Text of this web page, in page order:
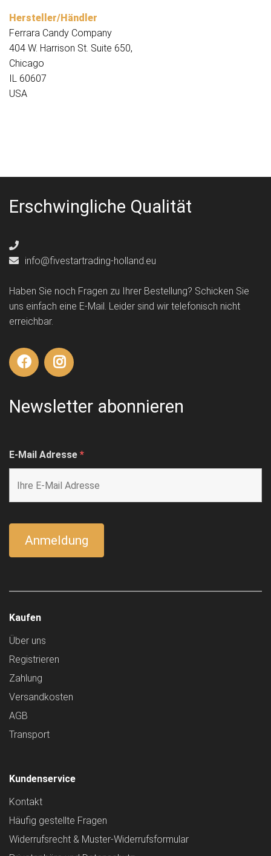
Hersteller/Händler
Ferrara Candy Company
404 W. Harrison St. Suite 650,
Chicago
IL 60607
USA
Erschwingliche Qualität
info@fivestartrading-holland.eu
Haben Sie noch Fragen zu Ihrer Bestellung? Schicken Sie
uns einfach eine E-Mail. Leider sind wir telefonisch nicht
erreichbar.
Newsletter abonnieren
E-Mail Adresse *
Kaufen
Über uns
Registrieren
Zahlung
Versandkosten
AGB
Transport
Kundenservice
Kontakt
Häufig gestellte Fragen
Widerrufsrecht & Muster-Widerrufsformular